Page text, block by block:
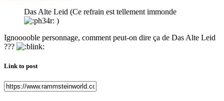
Das Alte Leid (Ce refrain est tellement immonde
)
Ignooooble personnage, comment peut-on dire ça de Das Alte Leid
???
Link to post